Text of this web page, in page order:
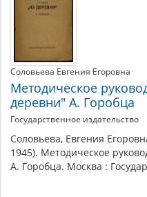
Соловьева Евгения Егоровна
Методическое
деревни" А. Горобца
Государственное издательство
Соловьева, Евгения
1945). Методическое
А. Горобца. Москва :